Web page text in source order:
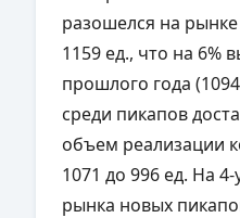
разошелся на
1159 ед., что на 6%
прошлого года
среди пикапов
объем реализации
1071 до 996 ед. На
рынка новых